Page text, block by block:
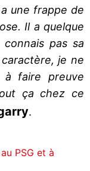
une frappe de
Il a quelque
pas sa
je ne
à faire preuve
ça chez ce
.
PSG et à